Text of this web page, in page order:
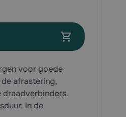
voor goede
afrastering,
In de